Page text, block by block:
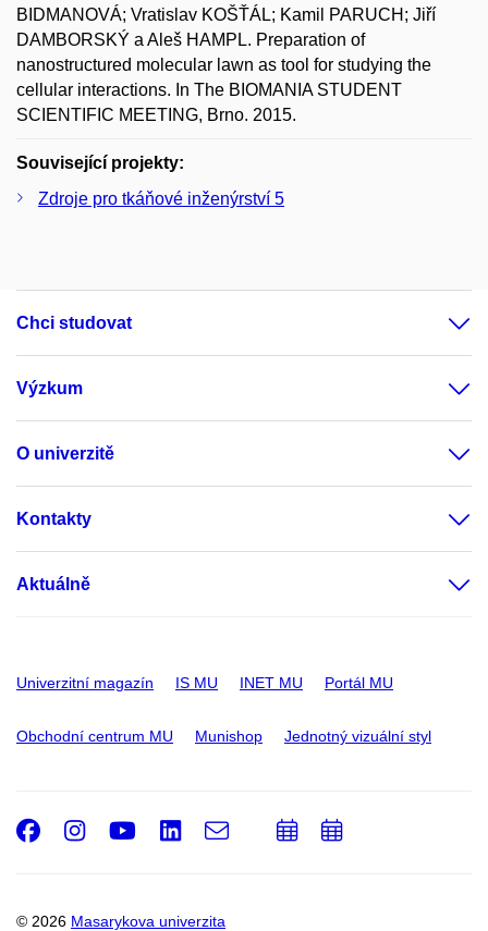
BIDMANOVÁ; Vratislav KOŠŤÁL; Kamil PARUCH; Jiří
DAMBORSKÝ a Aleš HAMPL. Preparation of
nanostructured molecular lawn as tool for studying the
cellular interactions. In The BIOMANIA STUDENT
SCIENTIFIC MEETING, Brno. 2015.
Související projekty:
Zdroje pro tkáňové inženýrství 5
Chci studovat
Výzkum
O univerzitě
Kontakty
Aktuálně
Univerzitní magazín IS MU INET MU Portál MU
Obchodní centrum MU Munishop Jednotný vizuální styl
© 2026 Masarykova univerzita
Facebook
Instagram
Youtube
LinkedIn
e-
PřidatPřidat